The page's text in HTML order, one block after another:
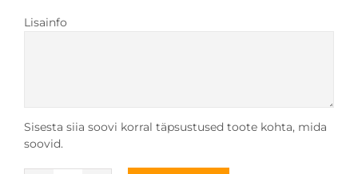
Lisainfo
Sisesta siia soovi korral täpsustused toote kohta, mida
soovid.